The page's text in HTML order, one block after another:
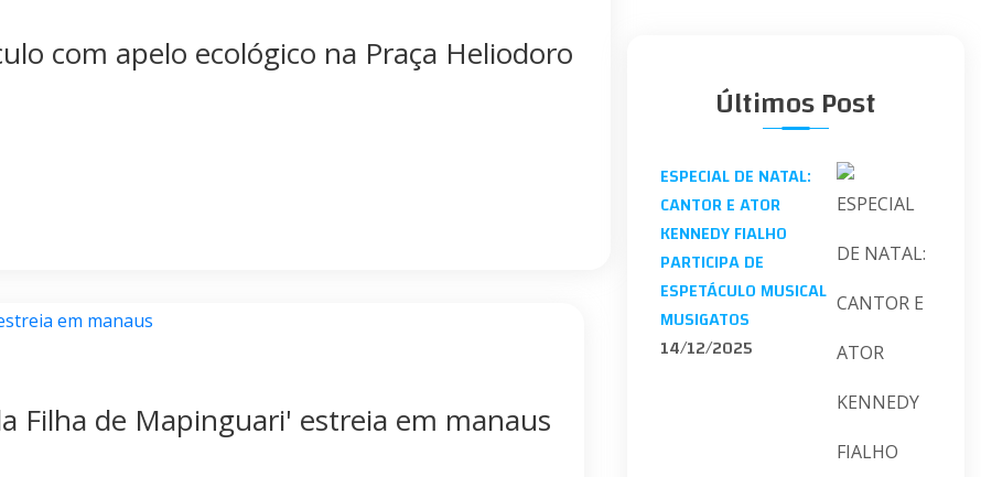
com apelo ecológico na Praça Heliodoro
Filha de Mapinguari' estreia em manaus
Últimos Post
ESPECIAL DE NATAL:
CANTOR E ATOR
KENNEDY FIALHO
PARTICIPA DE
ESPETÁCULO MUSICAL
MUSIGATOS
14/12/2025